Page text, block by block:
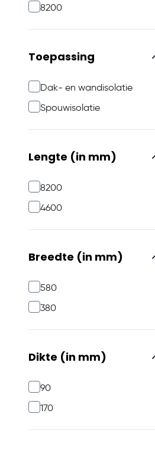
8200
Toepassing
Dak- en wandisolatie
Spouwisolatie
Lengte (in mm)
8200
4600
Breedte (in mm)
580
380
Dikte (in mm)
90
170